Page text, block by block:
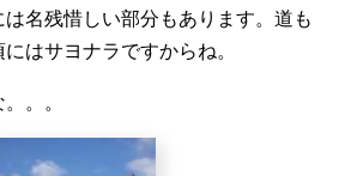
名残惜しい部分もあります。道も
はサヨナラですからね。
。。